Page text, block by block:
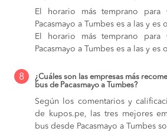
El horario más temprano para
Pacasmayo a Tumbes es a las y
El horario más temprano para
Pacasmayo a Tumbes es a las y
8
¿Cuáles son las empresas más
bus de Pacasmayo a Tumbes?
Según los comentarios y
de kupos.pe, las tres mejores
bus desde Pacasmayo a Tumbes